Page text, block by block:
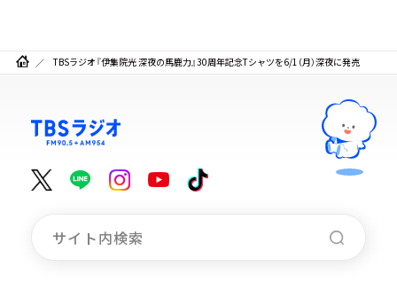
TBSラジオ『伊集院光 深夜の馬鹿力』30周年記念Tシャツを6/1（月）深夜に発売